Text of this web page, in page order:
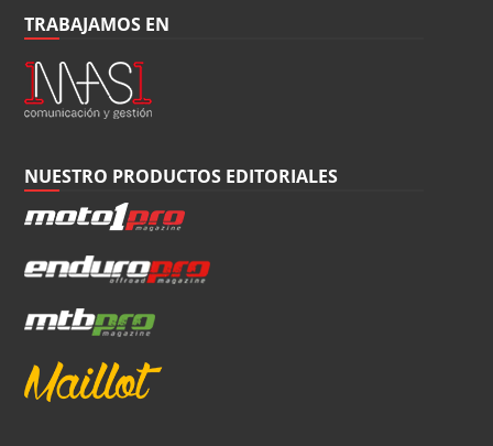
TRABAJAMOS EN
NUESTRO PRODUCTOS EDITORIALES